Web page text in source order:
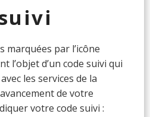
marquées par l’icône
l’objet d’un code suivi qui
les services de la
de votre
votre code suivi :